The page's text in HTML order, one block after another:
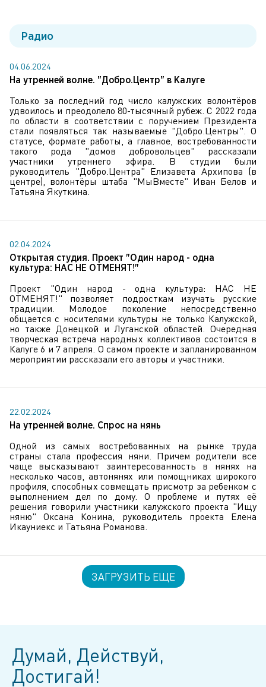
Радио
04.06.2024
На утренней волне. "Добро.Центр" в Калуге
Только за последний год число калужских волонтёров
удвоилось и преодолело 80-тысячный рубеж. С 2022 года
по области в соответствии с поручением Президента
стали появляться так называемые "Добро.Центры". О
статусе, формате работы, а главное, востребованности
такого рода "домов добровольцев" рассказали
участники утреннего эфира. В студии были
руководитель "Добро.Центра" Елизавета Архипова (в
центре), волонтёры штаба "МыВместе" Иван Белов и
Татьяна Якуткина.
02.04.2024
Открытая студия. Проект "Один народ - одна
культура: НАС НЕ ОТМЕНЯТ!"
Проект "Один народ - одна культура: НАС НЕ
ОТМЕНЯТ!" позволяет подросткам изучать русские
традиции. Молодое поколение непосредственно
общается с носителями культуры не только Калужской,
но также Донецкой и Луганской областей. Очередная
творческая встреча народных коллективов состоится в
Калуге 6 и 7 апреля. О самом проекте и запланированном
мероприятии рассказали его авторы и участники.
22.02.2024
На утренней волне. Спрос на нянь
Одной из самых востребованных на рынке труда
страны стала профессия няни. Причем родители все
чаще высказывают заинтересованность в нянях на
несколько часов, автонянях или помощниках широкого
профиля, способных совмещать присмотр за ребенком с
выполнением дел по дому. О проблеме и путях её
решения говорили участники калужского проекта "Ищу
няню" Оксана Конина, руководитель проекта Елена
Икауниекс и Татьяна Романова.
ЗАГРУЗИТЬ ЕЩЕ
Думай, Действуй,
Достигай!